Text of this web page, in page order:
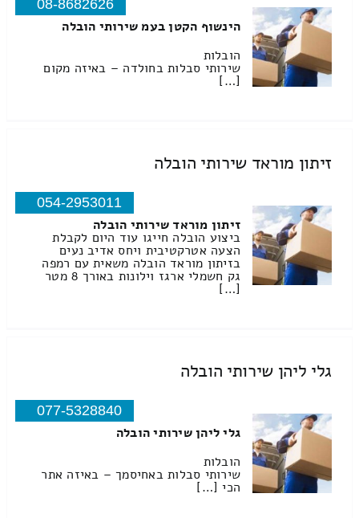
08-8682626
הינשוף הקטן בעמ שירותי הובלה
הובלות
שירותי סבלות בחולדה – באיזה מקום
[…]
זיתון מוראד שירותי הובלה
054-2953011
זיתון מוראד שירותי הובלה
ביצוע הובלה חייגו עוד היום לקבלת
הצעה אטרקטיבית ויחס אדיב נעים
בזיתון מוראד הובלה משאית עם רמפה
גק חשמלי ארגז וילונות באורך 8 מטר
[…]
גלי ליהן שירותי הובלה
077-5328840
גלי ליהן שירותי הובלה
הובלות
שירותי סבלות באחיסמך – באיזה אתר
הכי […]